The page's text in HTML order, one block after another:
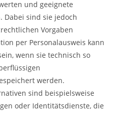
und geeignete
Dabei sind sie jedoch
Vorgaben
per Personalausweis kann
wenn sie technisch so
werden.
sind beispielsweise
oder Identitätsdienste, die